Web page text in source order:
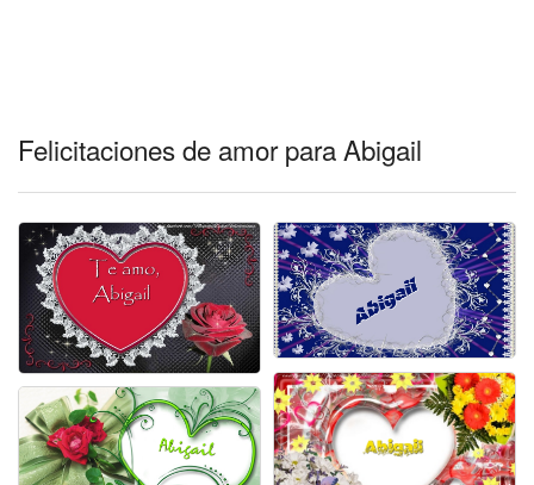
Felicitaciones de amor para Abigail